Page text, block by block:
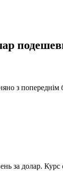
з
за долар.